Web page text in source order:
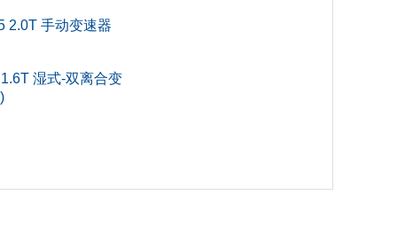
2.0T 手动变速器
湿式-双离合变